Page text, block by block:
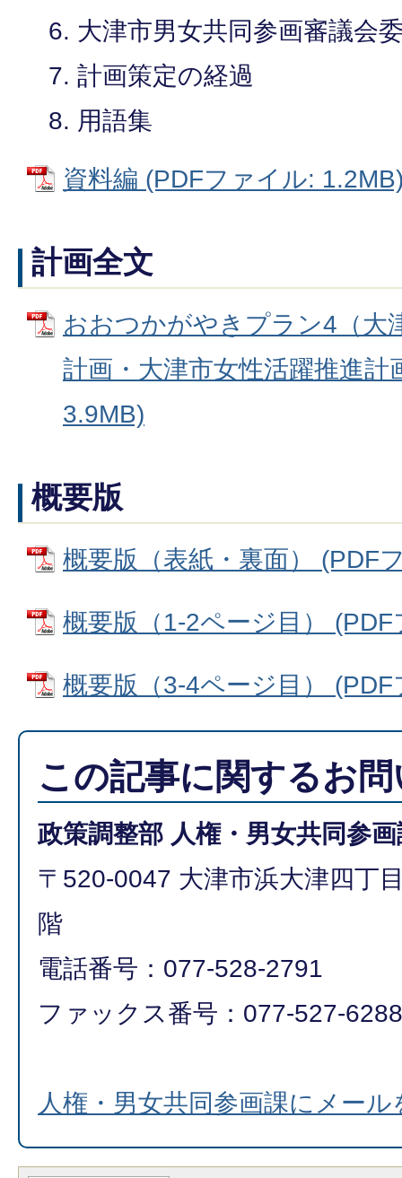
大津市男女共同参画審議会
計画策定の経過
用語集
資料編 (PDFファイル:
計画全文
おおつかがやきプラン4（大
計画・大津市女性活躍推進計
3.9MB)
概要版
概要版（表紙・裏面） (PDF
概要版（1-2ページ目）
概要版（3-4ページ目）
この記事に関するお
政策調整部 人権・男女共同参画
〒520-0047 大津市浜大津四丁
階
電話番号：077-528-2791
ファックス番号：077-527-6288
人権・男女共同参画課にメール